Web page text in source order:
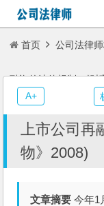
首页 公司法律
融资的法律规制(《财
上市公司再
物》2008)
文章摘要 今年1
A+